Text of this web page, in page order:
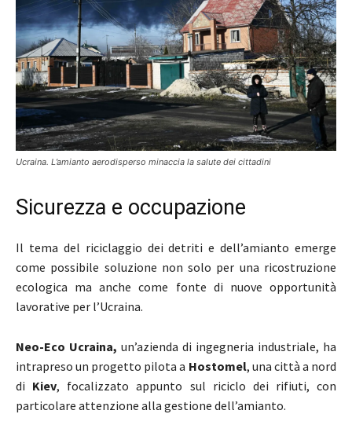
Ucraina. L’amianto aerodisperso minaccia la salute dei cittadini
Sicurezza e occupazione
Il tema del riciclaggio dei detriti e dell’amianto emerge
come possibile soluzione non solo per una ricostruzione
ecologica ma anche come fonte di nuove opportunità
lavorative per l’Ucraina.
Neo-Eco Ucraina, un’azienda di ingegneria industriale, ha
intrapreso un progetto pilota a Hostomel, una città a nord
di Kiev, focalizzato appunto sul riciclo dei rifiuti, con
particolare attenzione alla gestione dell’amianto.